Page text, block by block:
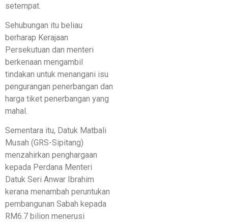
setempat.
Sehubungan itu beliau
berharap Kerajaan
Persekutuan dan menteri
berkenaan mengambil
tindakan untuk menangani isu
pengurangan penerbangan dan
harga tiket penerbangan yang
mahal.
Sementara itu, Datuk Matbali
Musah (GRS-Sipitang)
menzahirkan penghargaan
kepada Perdana Menteri
Datuk Seri Anwar Ibrahim
kerana menambah peruntukan
pembangunan Sabah kepada
RM6.7 bilion menerusi